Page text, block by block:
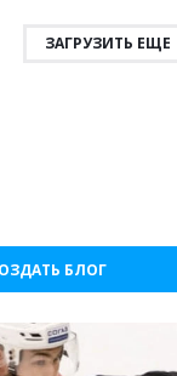
ЗАГРУЗИТЬ ЕЩЕ
БЛОГ